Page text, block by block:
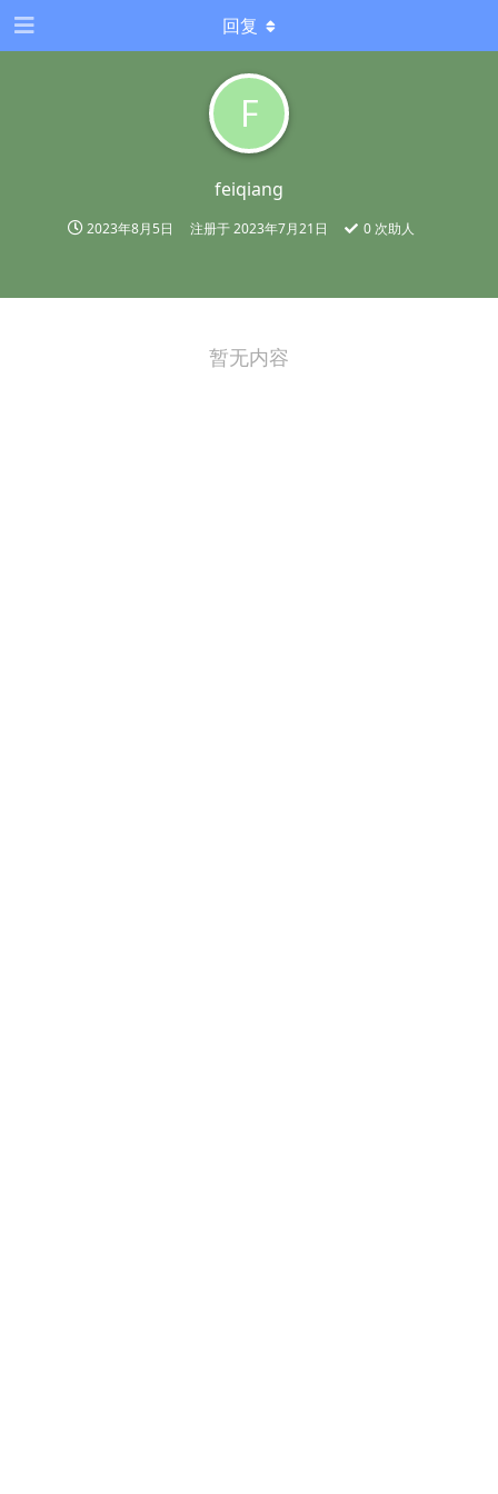
F
feiqiang
2023年8月5日 注册于2023年7月21日 0次助人
回复
暂无内容